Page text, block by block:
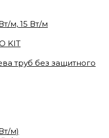
м, 15 Вт/м
KIT
труб без защитного
м)